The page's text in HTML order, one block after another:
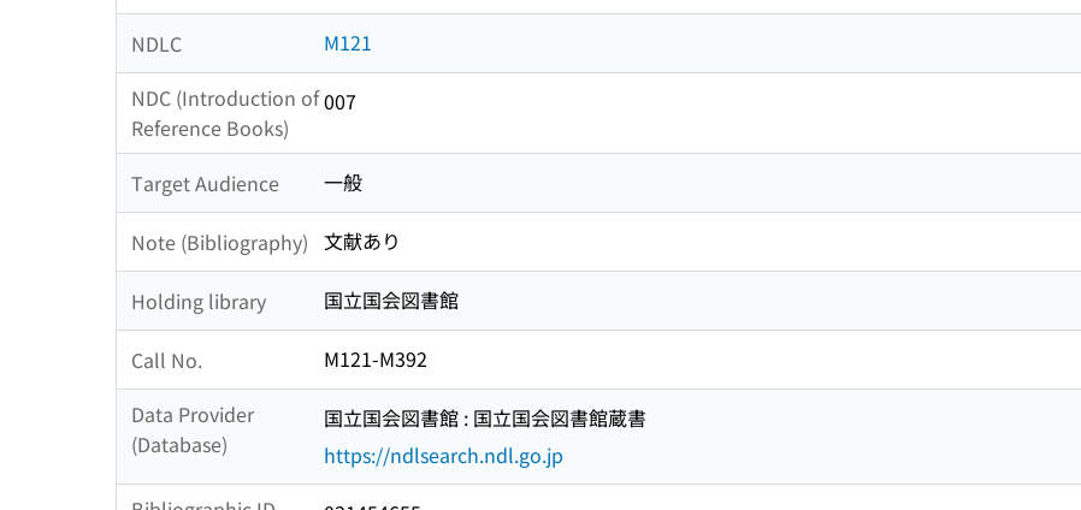
NDLC
M121
NDC (Introduction of
Reference Books)
007
Target Audience 一般
Note (Bibliography) 文献あり
Holding library 国立国会図書館
Call No.
M121-M392
Data Provider
(Database)
国立国会図書館 : 国立国会図書館蔵書
https://ndlsearch.ndl.go.jp